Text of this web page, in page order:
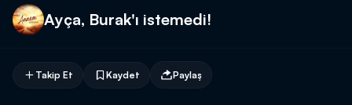
Ayça, Burak'ı istemedi!
Takip Et Kaydet Paylaş